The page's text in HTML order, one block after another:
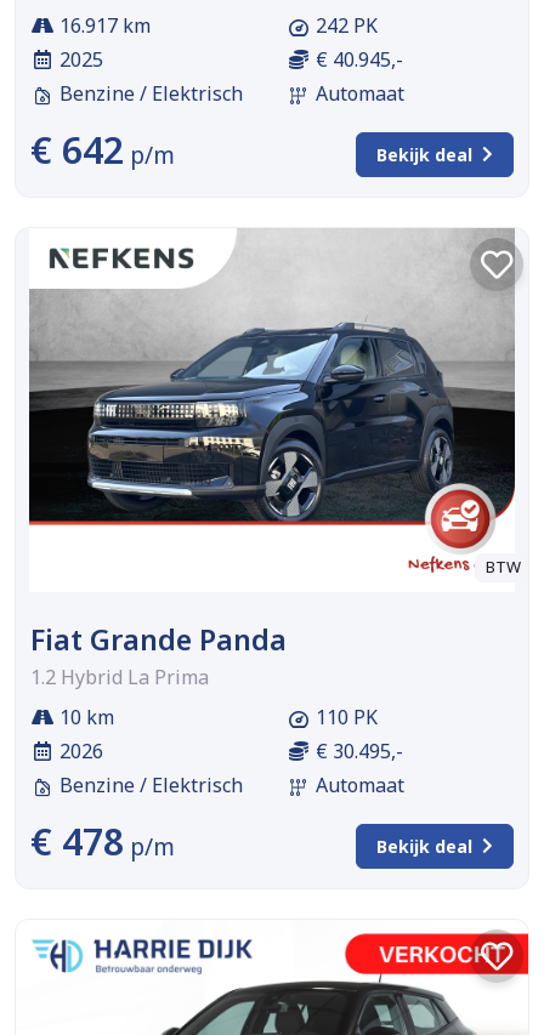
16.917 km
2025
Benzine / Elektrisch
242 PK
€ 40.945,-
Automaat
€ 642 p/m Bekijk deal
BTW
Fiat Grande Panda
1.2 Hybrid La Prima
10 km
2026
Benzine / Elektrisch
110 PK
€ 30.495,-
Automaat
€ 478 p/m Bekijk deal